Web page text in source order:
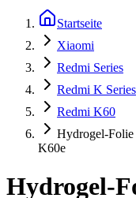
Startseite
Xiaomi
Redmi Series
Redmi K Series
Redmi K60
Hydrogel-
K60e
Hydrogel-